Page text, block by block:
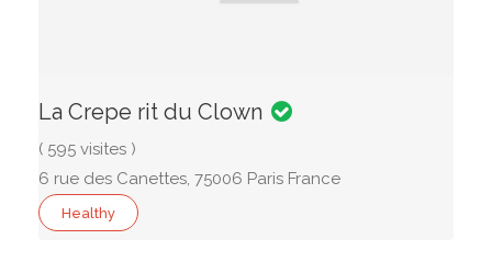
La Crepe rit du Clown
( 595 visites )
6 rue des Canettes, 75006 Paris France
Healthy